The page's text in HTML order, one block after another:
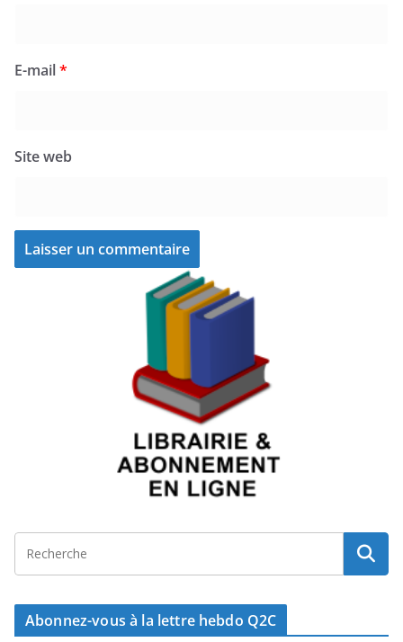
E-mail*
Site web
Abonnez-vous à la lettre hebdo Q2C